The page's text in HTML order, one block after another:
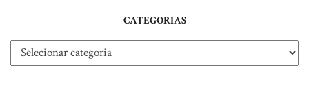
CATEGORIAS
Categorias